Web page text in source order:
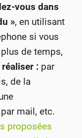
vous dans
», en utilisant
si vous
de temps,
: par
de la
mail, etc.
proposées